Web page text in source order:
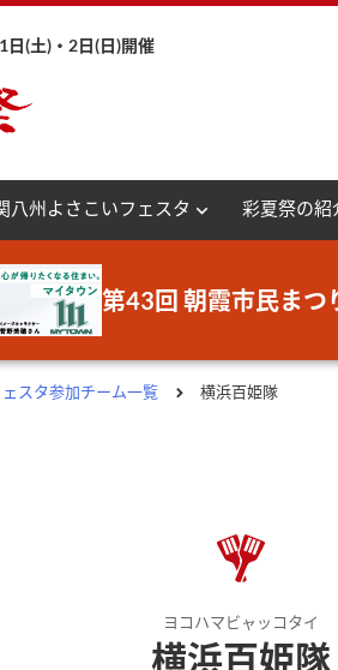
(土)・2日(日)開催
八州よさこいフェスタ expand_more 彩夏祭の紹
第43回 朝霞市民まつ
スタ参加チーム一覧 横浜百姫隊
ヨコハマビャッコタイ
横浜百姫隊